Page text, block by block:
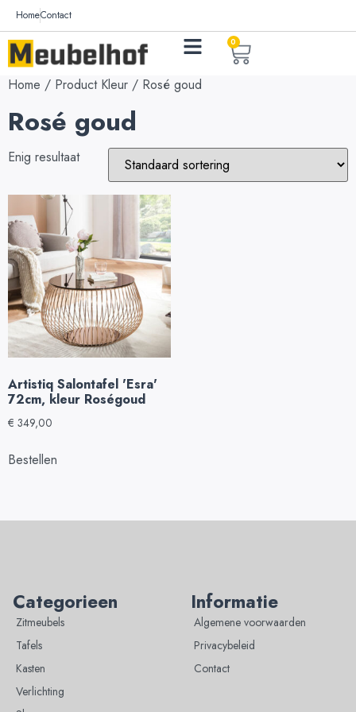
HomeContact
0
Home / Product Kleur / Rosé goud
Rosé goud
Enig resultaat
Artistiq Salontafel 'Esra'
72cm, kleur Roségoud
€ 349,00
Bestellen
Categorieen
Zitmeubels
Tafels
Kasten
Verlichting
Informatie
Algemene voorwaarden
Privacybeleid
Contact